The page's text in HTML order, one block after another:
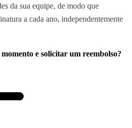
da sua equipe, de modo que
a cada ano, independentemente
e solicitar um reembolso?